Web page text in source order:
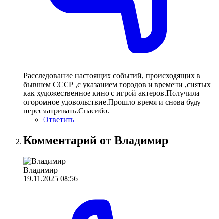
Расследование настоящих событий, происходящих в
бывшем СССР ,с указанием городов и времени ,снятых
как художественное кино с игрой актеров.Получила
огоромное удовольствие.Прошло время и снова буду
пересматривать.Спасибо.
Ответить
Комментарий от Владимир
Владимир
19.11.2025 08:56